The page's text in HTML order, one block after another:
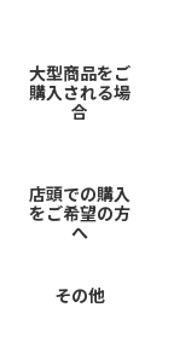
大型商品をご
購入される場
合
店頭での購入
をご希望の方
へ
その他